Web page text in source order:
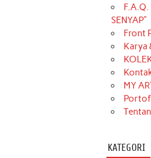
F.A.Q.
SENYAP”
Front
Karya
MY
KATEGORI